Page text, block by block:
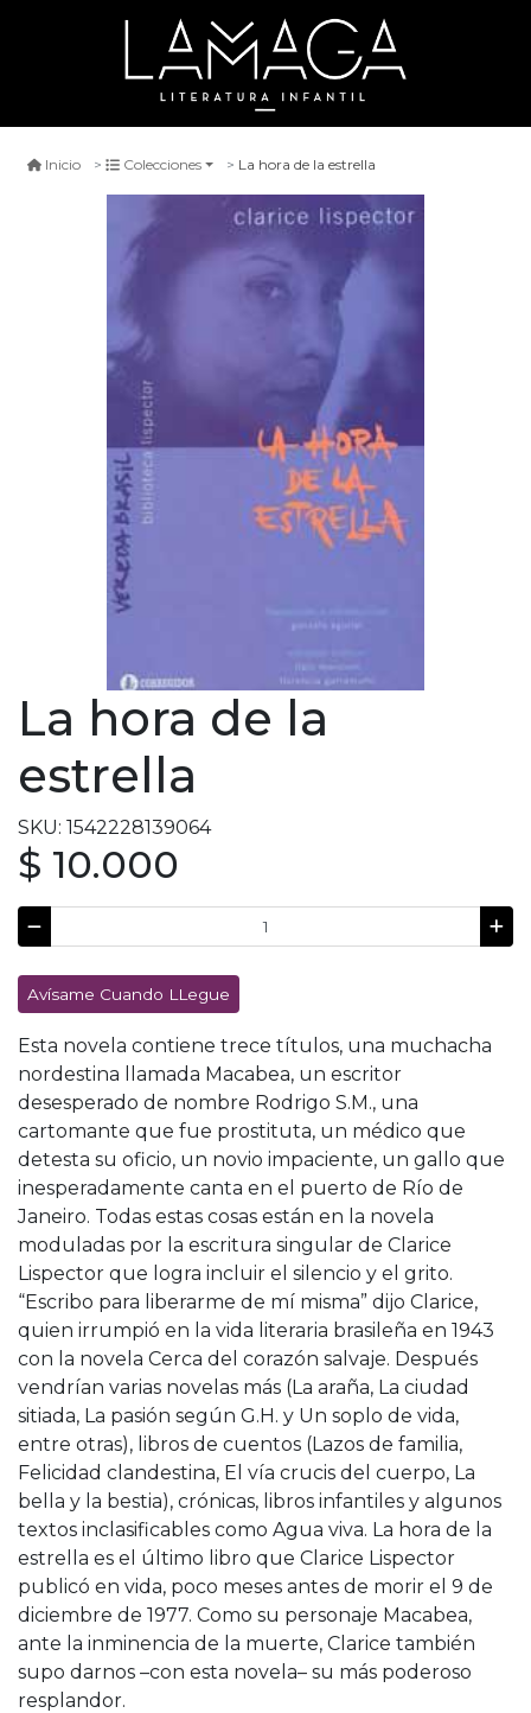
Inicio Colecciones La hora de la estrella
La hora de la
estrella
SKU: 1542228139064
$ 10.000
Avísame Cuando LLegue
Esta novela contiene trece títulos, una muchacha
nordestina llamada Macabea, un escritor
desesperado de nombre Rodrigo S.M., una
cartomante que fue prostituta, un médico que
detesta su oficio, un novio impaciente, un gallo que
inesperadamente canta en el puerto de Río de
Janeiro. Todas estas cosas están en la novela
moduladas por la escritura singular de Clarice
Lispector que logra incluir el silencio y el grito.
“Escribo para liberarme de mí misma” dijo Clarice,
quien irrumpió en la vida literaria brasileña en 1943
con la novela Cerca del corazón salvaje. Después
vendrían varias novelas más (La araña, La ciudad
sitiada, La pasión según G.H. y Un soplo de vida,
entre otras), libros de cuentos (Lazos de familia,
Felicidad clandestina, El vía crucis del cuerpo, La
bella y la bestia), crónicas, libros infantiles y algunos
textos inclasificables como Agua viva. La hora de la
estrella es el último libro que Clarice Lispector
publicó en vida, poco meses antes de morir el 9 de
diciembre de 1977. Como su personaje Macabea,
ante la inminencia de la muerte, Clarice también
supo darnos –con esta novela– su más poderoso
resplandor.